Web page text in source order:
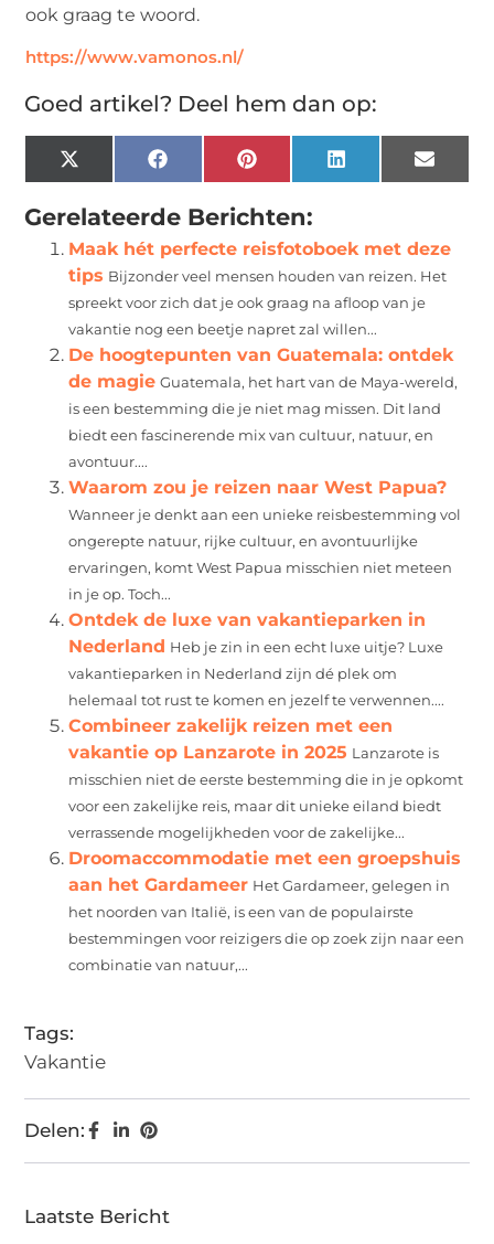
ook graag te woord.
https://www.vamonos.nl/
Goed artikel? Deel hem dan op:
X
(Twitter)
FacebookPinterest LinkedIn Email
Gerelateerde Berichten:
Maak hét perfecte reisfotoboek met deze
tips Bijzonder veel mensen houden van reizen. Het
spreekt voor zich dat je ook graag na afloop van je
vakantie nog een beetje napret zal willen...
De hoogtepunten van Guatemala: ontdek
de magie Guatemala, het hart van de Maya-wereld,
is een bestemming die je niet mag missen. Dit land
biedt een fascinerende mix van cultuur, natuur, en
avontuur....
Waarom zou je reizen naar West Papua?
Wanneer je denkt aan een unieke reisbestemming vol
ongerepte natuur, rijke cultuur, en avontuurlijke
ervaringen, komt West Papua misschien niet meteen
in je op. Toch...
Ontdek de luxe van vakantieparken in
Nederland Heb je zin in een echt luxe uitje? Luxe
vakantieparken in Nederland zijn dé plek om
helemaal tot rust te komen en jezelf te verwennen....
Combineer zakelijk reizen met een
vakantie op Lanzarote in 2025 Lanzarote is
misschien niet de eerste bestemming die in je opkomt
voor een zakelijke reis, maar dit unieke eiland biedt
verrassende mogelijkheden voor de zakelijke...
Droomaccommodatie met een groepshuis
aan het Gardameer Het Gardameer, gelegen in
het noorden van Italië, is een van de populairste
bestemmingen voor reizigers die op zoek zijn naar een
combinatie van natuur,...
Tags:
Vakantie
Delen:
Laatste Bericht